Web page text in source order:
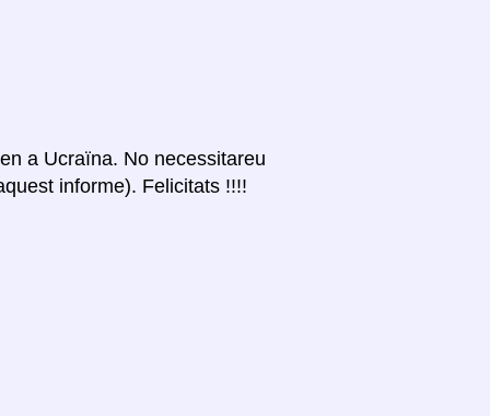
a Ucraïna. No necessitareu
informe). Felicitats !!!!